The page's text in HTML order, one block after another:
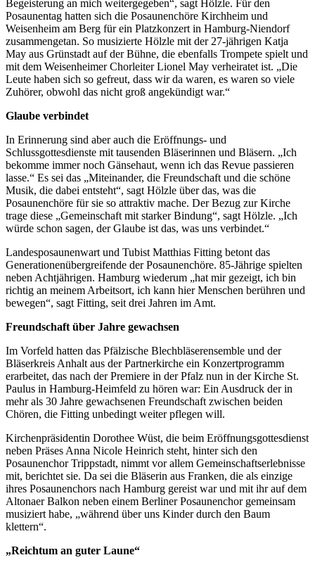
Begeisterung an mich weitergegeben“, sagt Hölzle. Für den
Posaunentag hatten sich die Posaunenchöre Kirchheim und
Weisenheim am Berg für ein Platzkonzert in Hamburg-Niendorf
zusammengetan. So musizierte Hölzle mit der 27-jährigen Katja
May aus Grünstadt auf der Bühne, die ebenfalls Trompete spielt und
mit dem Weisenheimer Chorleiter Lionel May verheiratet ist. „Die
Leute haben sich so gefreut, dass wir da waren, es waren so viele
Zuhörer, obwohl das nicht groß angekündigt war.“
Glaube verbindet
In Erinnerung sind aber auch die Eröffnungs- und
Schlussgottesdienste mit tausenden Bläserinnen und Bläsern. „Ich
bekomme immer noch Gänsehaut, wenn ich das Revue passieren
lasse.“ Es sei das „Miteinander, die Freundschaft und die schöne
Musik, die dabei entsteht“, sagt Hölzle über das, was die
Posaunenchöre für sie so attraktiv mache. Der Bezug zur Kirche
trage diese „Gemeinschaft mit starker Bindung“, sagt Hölzle. „Ich
würde schon sagen, der Glaube ist das, was uns verbindet.“
Landesposaunenwart und Tubist Matthias Fitting betont das
Generationenübergreifende der Posaunenchöre. 85-Jährige spielten
neben Achtjährigen. Hamburg wiederum „hat mir gezeigt, ich bin
richtig an meinem Arbeitsort, ich kann hier Menschen berühren und
bewegen“, sagt Fitting, seit drei Jahren im Amt.
Freundschaft über Jahre gewachsen
Im Vorfeld hatten das Pfälzische Blechbläserensemble und der
Bläserkreis Anhalt aus der Partnerkirche ein Konzertprogramm
erarbeitet, das nach der Premiere in der Pfalz nun in der Kirche St.
Paulus in Hamburg-Heimfeld zu hören war: Ein Ausdruck der in
mehr als 30 Jahre gewachsenen Freundschaft zwischen beiden
Chören, die Fitting unbedingt weiter pflegen will.
Kirchenpräsidentin Dorothee Wüst, die beim Eröffnungsgottesdienst
neben Präses Anna Nicole Heinrich steht, hinter sich den
Posaunenchor Trippstadt, nimmt vor allem Gemeinschaftserlebnisse
mit, berichtet sie. Da sei die Bläserin aus Franken, die als einzige
ihres Posaunenchors nach Hamburg gereist war und mit ihr auf dem
Altonaer Balkon neben einem Berliner Posaunenchor gemeinsam
musiziert habe, „während über uns Kinder durch den Baum
klettern“.
„Reichtum an guter Laune“